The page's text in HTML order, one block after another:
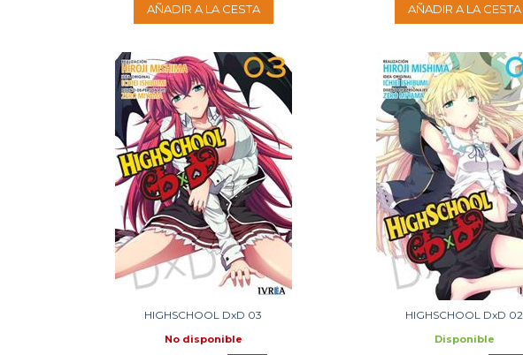
AÑADIR A LA CESTA AÑADIR A LA CESTA
HIGHSCHOOL DxD 03
No disponible
HIGHSCHOOL DxD 02
Disponible